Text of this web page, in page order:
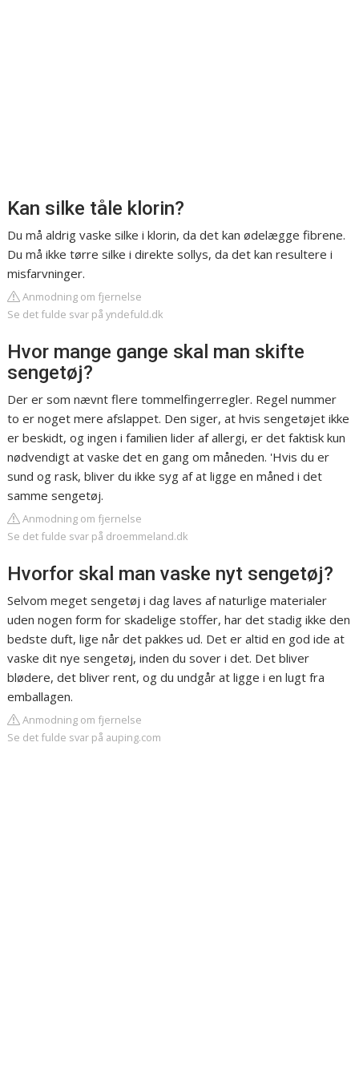
Kan silke tåle klorin?
Du må aldrig vaske silke i klorin, da det kan ødelægge fibrene.
Du må ikke tørre silke i direkte sollys, da det kan resultere i
misfarvninger.
Anmodning om fjernelse
Se det fulde svar på yndefuld.dk
Hvor mange gange skal man skifte
sengetøj?
Der er som nævnt flere tommelfingerregler. Regel nummer
to er noget mere afslappet. Den siger, at hvis sengetøjet ikke
er beskidt, og ingen i familien lider af allergi, er det faktisk kun
nødvendigt at vaske det en gang om måneden. 'Hvis du er
sund og rask, bliver du ikke syg af at ligge en måned i det
samme sengetøj.
Anmodning om fjernelse
Se det fulde svar på droemmeland.dk
Hvorfor skal man vaske nyt sengetøj?
Selvom meget sengetøj i dag laves af naturlige materialer
uden nogen form for skadelige stoffer, har det stadig ikke den
bedste duft, lige når det pakkes ud. Det er altid en god ide at
vaske dit nye sengetøj, inden du sover i det. Det bliver
blødere, det bliver rent, og du undgår at ligge i en lugt fra
emballagen.
Anmodning om fjernelse
Se det fulde svar på auping.com